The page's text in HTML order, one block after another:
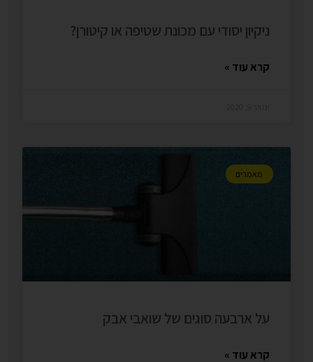
ניקיון יסודי עם מכונת שטיפה או קיטורן?
קרא עוד »
מאמרים
על ארבעה סוגים של שואבי אבק
קרא עוד »